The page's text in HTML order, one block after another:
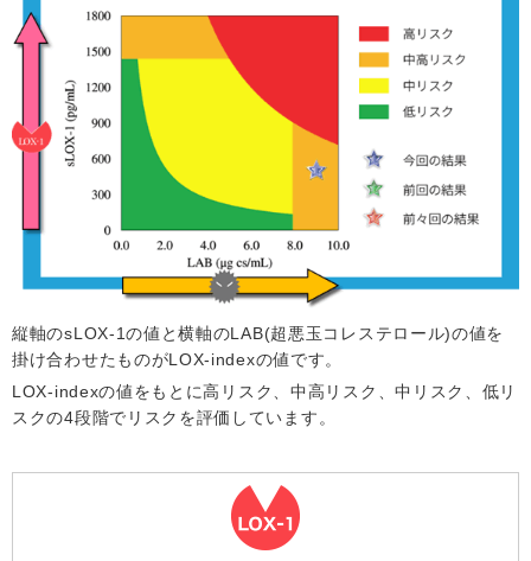
縦軸のsLOX-1の値と横軸のLAB(超悪玉コレステロール)の値を
掛け合わせたものがLOX-indexの値です。
LOX-indexの値をもとに高リスク、中高リスク、中リスク、低リ
スクの4段階でリスクを評価しています。